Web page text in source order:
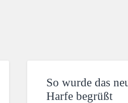
So wurde das
Harfe begrüßt